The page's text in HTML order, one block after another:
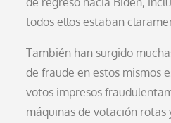
todos ellos estaban
También han surgido
de fraude en estos mismos
votos impresos
máquinas de votación rotas